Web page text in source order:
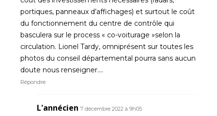
portiques, panneaux d’affichages) et surtout le coût
du fonctionnement du centre de contrôle qui
basculera sur le process « co-voiturage »selon la
circulation. Lionel Tardy, omniprésent sur toutes les
photos du conseil départemental pourra sans aucun
doute nous renseigner….
Répondre
L'annécien 7 décembre 2022 à 9h05